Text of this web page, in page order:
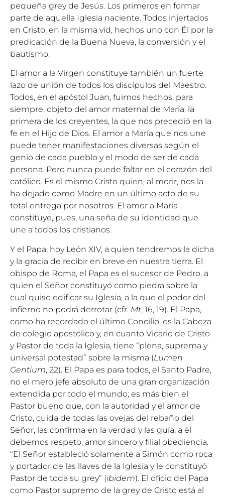
pequeña grey de Jesús. Los primeros en formar
parte de aquella Iglesia naciente. Todos injertados
en Cristo, en la misma vid, hechos uno con Él por la
predicación de la Buena Nueva, la conversión y el
bautismo.
El amor a la Virgen constituye también un fuerte
lazo de unión de todos los discípulos del Maestro.
Todos, en el apóstol Juan, fuimos hechos, para
siempre, objeto del amor maternal de María, la
primera de los creyentes, la que nos precedió en la
fe en el Hijo de Dios. El amor a María que nos une
puede tener manifestaciones diversas según el
genio de cada pueblo y el modo de ser de cada
persona. Pero nunca puede faltar en el corazón del
católico. Es el mismo Cristo quien, al morir, nos la
ha dejado como Madre en un último acto de su
total entrega por nosotros. El amor a María
constituye, pues, una seña de su identidad que
une a todos los cristianos.
Y el Papa; hoy León XIV, a quien tendremos la dicha
y la gracia de recibir en breve en nuestra tierra. El
obispo de Roma, el Papa es el sucesor de Pedro, a
quien el Señor constituyó como piedra sobre la
cual quiso edificar su Iglesia, a la que el poder del
infierno no podrá derrotar (cfr. Mt, 16, 19). El Papa,
como ha recordado el último Concilio, es la Cabeza
de colegio apostólico y, en cuanto Vicario de Cristo
y Pastor de toda la Iglesia, tiene “plena, suprema y
universal potestad” sobre la misma (Lumen
Gentium, 22). El Papa es para todos, el Santo Padre,
no el mero jefe absoluto de una gran organización
extendida por todo el mundo; es más bien el
Pastor bueno que, con la autoridad y el amor de
Cristo, cuida de todas las ovejas del rebaño del
Señor, las confirma en la verdad y las guía; a él
debemos respeto, amor sincero y filial obediencia.
“El Señor estableció solamente a Simón como roca
y portador de las llaves de la Iglesia y le constituyó
Pastor de toda su grey” (ibidem). El oficio del Papa
como Pastor supremo de la grey de Cristo está al